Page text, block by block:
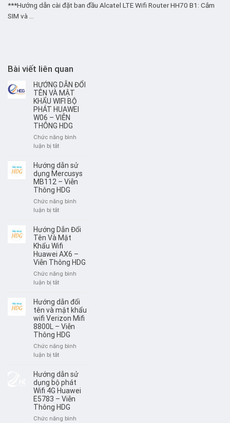
***Hướng dẫn cài đặt ban đầu Alcatel LTE Wifi Router HH70 B1: Cắm
SIM và ...
Bài viết liên quan
HƯỚNG DẪN ĐỔI
TÊN VÀ MẬT
KHẨU WIFI BỘ
PHÁT HUAWEI
W06 – VIỄN
THÔNG HDG
Chức năng bình
luận bị tắtở
DẪN
ĐỔI
TÊN
VÀ
MẬT
PHÁT
HUAWEI
W06
–
VIỄN
THÔNG
HDG
Hướng dẫn sử
dụng Mercusys
MB112 – Viễn
Thông HDG
Chức năng bình
luận bị tắtở
dẫn
sử
dụng
Mercusys
MB112
HDG
Hướng Dẫn Đổi
Tên Và Mật
Khẩu Wifi
Huawei AX6 –
Viễn Thông HDG
Chức năng bình
luận bị tắtở
Dẫn
Đổi
Tên
Và
Mật
Khẩu
AX6
–
Viễn
Thông
HDG
Hướng dẫn đổi
tên và mật khẩu
wifi Verizon Mifi
8800L – Viễn
Thông HDG
Chức năng bình
luận bị tắtở
dẫn
đổi
tên
và
mật
khẩu
Hướng dẫn sử
dụng bộ phát
Wifi 4G Huawei
E5783 – Viễn
Thông HDG
Chức năng bình